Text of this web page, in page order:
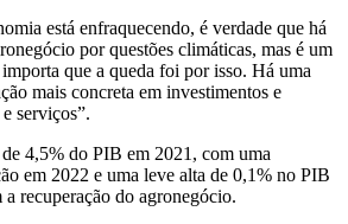
está enfraquecendo, é verdade que há
por questões climáticas, mas é um
que a queda foi por isso. Há uma
mais concreta em investimentos e
serviços”.
4,5% do PIB em 2021, com uma
em 2022 e uma leve alta de 0,1% no PIB
recuperação do agronegócio.